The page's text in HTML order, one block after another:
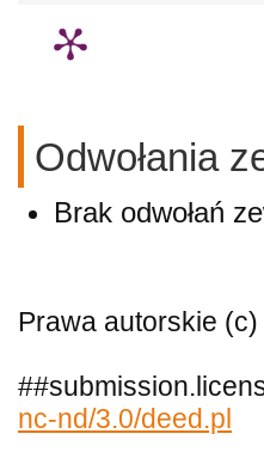
Odwołania
Brak odwołań
Prawa autorskie
nc-nd/3.0/deed.pl